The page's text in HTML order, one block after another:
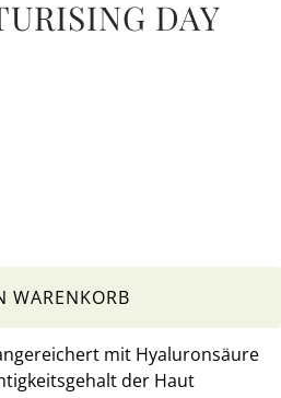
DAY
WARENKORB
mit Hyaluronsäure
der Haut